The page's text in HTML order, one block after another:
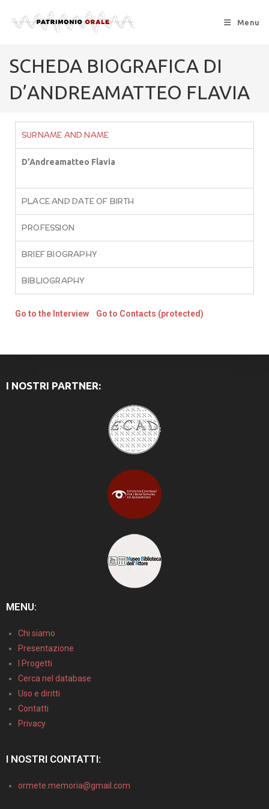
Menu
SCHEDA BIOGRAFICA DI
D’ANDREAMATTEO FLAVIA
SURNAME AND NAME
D’Andreamatteo Flavia
PLACE AND DATE OF BIRTH
PROFESSION
BRIEF BIOGRAPHY
BIBLIOGRAPHY
Go to the Interview Go to Contacts (protected)
I NOSTRI PARTNER:
MENU:
Chi siamo
Presentazione
I Progetti
Cerca nel database
Uso e diritti
Contatti
Privacy
I NOSTRI CONTATTI:
ormete.memoria@gmail.com